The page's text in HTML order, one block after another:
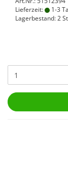
Lieferzeit:
1-3
Lagerbestand: 2